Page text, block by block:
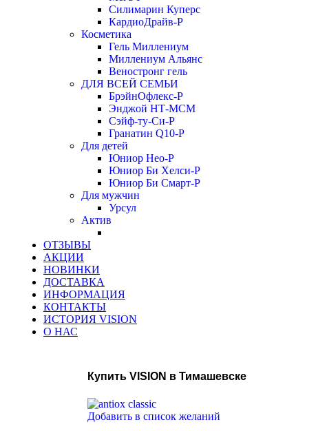
Силимарин Куперс
КардиоДрайв-Р
Косметика
Гель Миллениум
Миллениум Альянс
Веностронг гель
ДЛЯ ВСЕЙ СЕМЬИ
БрэйнОфлекс-Р
Энджой НТ-МСМ
Сэйф-ту-Си-Р
Гранатин Q10-Р
Для детей
Юниор Нео-Р
Юниор Би Хелси-Р
Юниор Би Смарт-Р
Для мужчин
Урсул
Актив
ОТЗЫВЫ
АКЦИИ
НОВИНКИ
ДОСТАВКА
ИНФОРМАЦИЯ
КОНТАКТЫ
ИСТОРИЯ VISION
О НАС
Купить VISION в Тимашевске
Добавить в список желаний